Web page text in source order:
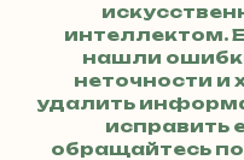
интеллектом.
нашли
неточности и
удалить
исправить
обращайтесь